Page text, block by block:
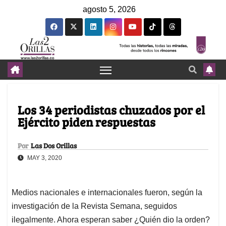
agosto 5, 2026
Los 34 periodistas chuzados por el
Ejército piden respuestas
Por Las Dos Orillas
MAY 3, 2020
Medios nacionales e internacionales fueron, según la
investigación de la Revista Semana, seguidos
ilegalmente. Ahora esperan saber ¿Quién dio la orden?